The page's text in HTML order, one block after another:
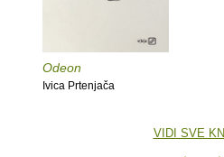
Odeon
Ivica Prtenjača
VIDI SVE